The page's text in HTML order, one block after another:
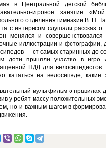
в Центральной детской
игровое занятие
отделения гимназии В. Н.
с интересом слушали рассказ о
менялся и
иллюстрации и
— от самых старинных до
дети приняли участие в игре
ПДД для
кататься на велосипеде,
мультфильм о правилах
у ребят массу положительных
но и важным шагом в